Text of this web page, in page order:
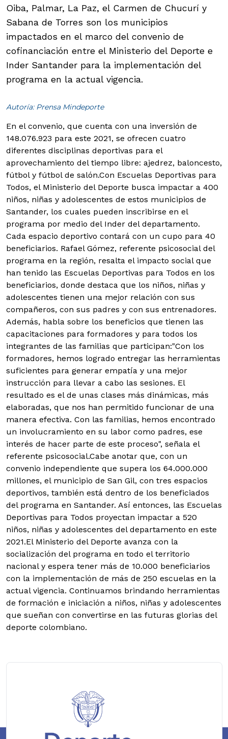
Oiba, Palmar, La Paz, el Carmen de Chucurí y
Sabana de Torres son los municipios
impactados en el marco del convenio de
cofinanciación entre el Ministerio del Deporte e
Inder Santander para la implementación del
programa en la actual vigencia.
Autoría: Prensa Mindeporte
En el convenio, que cuenta con una inversión de
148.076.923 para este 2021, se ofrecen cuatro
diferentes disciplinas deportivas para el
aprovechamiento del tiempo libre: ajedrez, baloncesto,
fútbol y fútbol de salón.Con Escuelas Deportivas para
Todos, el Ministerio del Deporte busca impactar a 400
niños, niñas y adolescentes de estos municipios de
Santander, los cuales pueden inscribirse en el
programa por medio del Inder del departamento.
Cada espacio deportivo contará con un cupo para 40
beneficiarios. Rafael Gómez, referente psicosocial del
programa en la región, resalta el impacto social que
han tenido las Escuelas Deportivas para Todos en los
beneficiarios, donde destaca que los niños, niñas y
adolescentes tienen una mejor relación con sus
compañeros, con sus padres y con sus entrenadores.
Además, habla sobre los beneficios que tienen las
capacitaciones para formadores y para todos los
integrantes de las familias que participan:"Con los
formadores, hemos logrado entregar las herramientas
suficientes para generar empatía y una mejor
instrucción para llevar a cabo las sesiones. El
resultado es el de unas clases más dinámicas, más
elaboradas, que nos han permitido funcionar de una
manera efectiva. Con las familias, hemos encontrado
un involucramiento en su labor como padres, ese
interés de hacer parte de este proceso", señala el
referente psicosocial.Cabe anotar que, con un
convenio independiente que supera los 64.000.000
millones, el municipio de San Gil, con tres espacios
deportivos, también está dentro de los beneficiados
del programa en Santander. Así entonces, las Escuelas
Deportivas para Todos proyectan impactar a 520
niños, niñas y adolescentes del departamento en este
2021.El Ministerio del Deporte avanza con la
socialización del programa en todo el territorio
nacional y espera tener más de 10.000 beneficiarios
con la implementación de más de 250 escuelas en la
actual vigencia. Continuamos brindando herramientas
de formación e iniciación a niños, niñas y adolescentes
que sueñan con convertirse en las futuras glorias del
deporte colombiano.